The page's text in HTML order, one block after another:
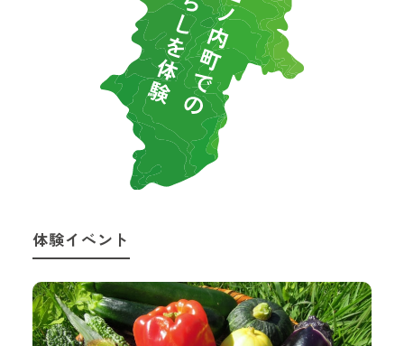
体験イベント